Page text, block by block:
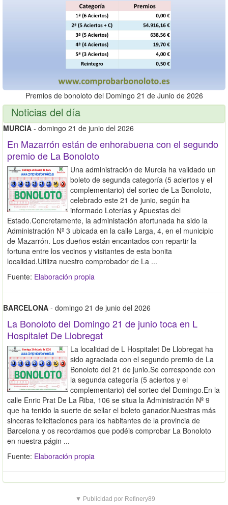
Premios de bonoloto del Domingo 21 de Junio de 2026
Noticias del día
MURCIA - domingo 21 de junio del 2026
En Mazarrón están de enhorabuena con el segundo
premio de La Bonoloto
Una administración de Murcia ha validado un
boleto de segunda categoría (5 aciertos y el
complementario) del sorteo de La Bonoloto,
celebrado este 21 de junio, según ha
informado Loterías y Apuestas del
Estado.Concretamente, la administación afortunada ha sido la
Administración Nº 3 ubicada en la calle Larga, 4, en el municipio
de Mazarrón. Los dueños están encantados con repartir la
fortuna entre los vecinos y visitantes de esta bonita
localidad.Utiliza nuestro comprobador de La ...
Fuente: Elaboración propia
BARCELONA - domingo 21 de junio del 2026
La Bonoloto del Domingo 21 de junio toca en L
Hospitalet De Llobregat
La localidad de L Hospitalet De Llobregat ha
sido agraciada con el segundo premio de La
Bonoloto del 21 de junio.Se corresponde con
la segunda categoría (5 aciertos y el
complementario) del sorteo del Domingo.En la
calle Enric Prat De La Riba, 106 se situa la Administración Nº 9
que ha tenido la suerte de sellar el boleto ganador.Nuestras más
sinceras felicitaciones para los habitantes de la provincia de
Barcelona y os recordamos que podéis comprobar La Bonoloto
en nuestra págin ...
Fuente: Elaboración propia
▼ Publicidad por Refinery89